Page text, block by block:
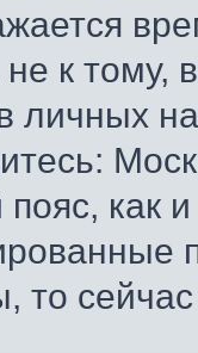
к тому,
личных
как
то